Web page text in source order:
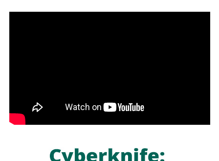
Defensa Nacional mediante la aplicación del Plan DN-III-E,